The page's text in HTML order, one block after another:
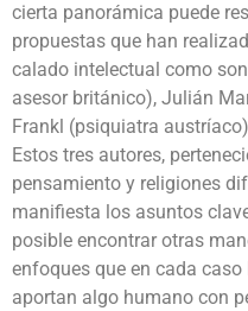
cierta panorámica puede
propuestas que han
calado intelectual como
asesor británico), Julián
Frankl (psiquiatra
Estos tres autores,
pensamiento y religiones
manifiesta los asuntos
posible encontrar otras
enfoques que en cada
aportan algo humano con